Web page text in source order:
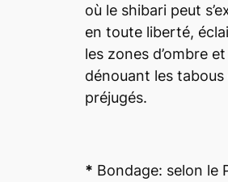
où le shibaripeut
en toute liberté,
les zones d’ombre et
dénouant les tabous
préjugés.
* Bondage: selon le